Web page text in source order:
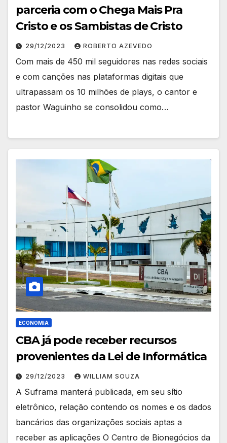
parceria com o Chega Mais Pra
Cristo e os Sambistas de Cristo
29/12/2023 ROBERTO AZEVEDO
Com mais de 450 mil seguidores nas redes sociais
e com canções nas plataformas digitais que
ultrapassam os 10 milhões de plays, o cantor e
pastor Waguinho se consolidou como…
ECONOMIA
CBA já pode receber recursos
provenientes da Lei de Informática
29/12/2023 WILLIAM SOUZA
A Suframa manterá publicada, em seu sítio
eletrônico, relação contendo os nomes e os dados
bancários das organizações sociais aptas a
receber as aplicações O Centro de Bionegócios da